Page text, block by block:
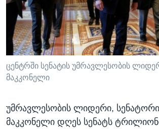
ᲡᲢᲣᲓᲘᲐ ᲕᲐᲨᲘᲜᲒᲢᲝᲜᲘ
ᲔᲙᲝᲜᲝᲛᲘᲙᲐ
ᲯᲐᲜᲛᲠᲗᲔᲚᲝᲑᲐ
ᲛᲔᲪᲜᲘᲔᲠᲔᲑᲐ
ᲘᲜᲢᲔᲠᲕᲘᲣ
ᲙᲣᲚᲢᲣᲠᲐ
ᲓᲔᲖᲘᲜᲤᲝᲠᲛᲐᲪᲘᲐ
Learning English
ᲗᲕᲐᲚᲘ ᲒᲕᲐᲓᲔᲕᲜᲔᲗ
ცენტრში სენატის უმრავლესობის
მაკკონელი
უმრავლესობის ლიდერი,
მაკკონელი დღეს სენატს